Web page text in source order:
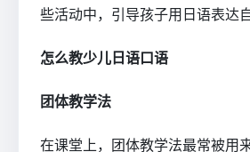
些活动中，引导孩子用日语表达
怎么教少儿日语口语
团体教学法
在课堂上，团体教学法最常被用